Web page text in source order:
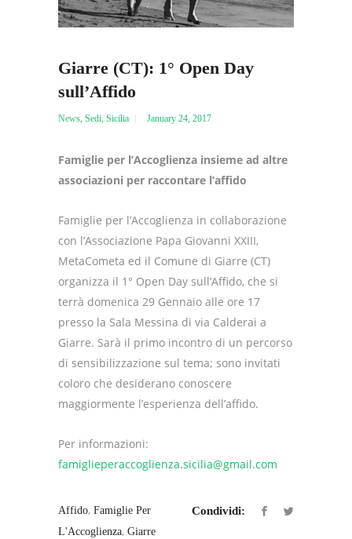
Giarre (CT): 1° Open Day
sull’Affido
News Sedi Sicilia January 24, 2017
Famiglie per l’Accoglienza insieme ad altre
associazioni per raccontare l’affido
Famiglie per l’Accoglienza in collaborazione
con l’Associazione Papa Giovanni XXIII,
MetaCometa ed il Comune di Giarre (CT)
organizza il 1° Open Day sull’Affido, che si
terrà domenica 29 Gennaio alle ore 17
presso la Sala Messina di via Calderai a
Giarre. Sarà il primo incontro di un percorso
di sensibilizzazione sul tema; sono invitati
coloro che desiderano conoscere
maggiormente l’esperienza dell’affido.
Per informazioni:
famiglieperaccoglienza.sicilia@gmail.com
Affido, Famiglie Per
L'Accoglienza, Giarre
Condividi: